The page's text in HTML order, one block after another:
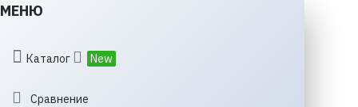
МЕНЮ
Каталог New
Сравнение